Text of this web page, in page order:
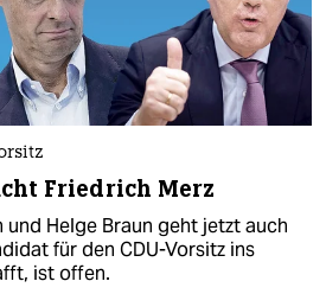
Friedrich Merz
Helge Braun geht jetzt auch
für den CDU-Vorsitz ins
ist offen.